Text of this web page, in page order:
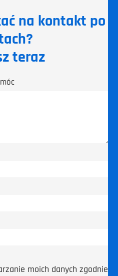
na kontakt po
teraz
moich danych zgodnie